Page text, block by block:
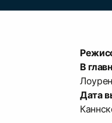
В
Дата